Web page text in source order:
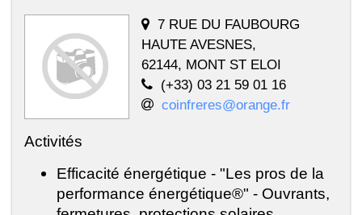
7 RUE DU FAUBOURG
HAUTE AVESNES,
62144, MONT ST ELOI
(+33) 03 21 59 01 16
coinfreres@orange.fr
Activités
Efficacité énergétique - "Les pros de la
performance énergétique®" - Ouvrants,